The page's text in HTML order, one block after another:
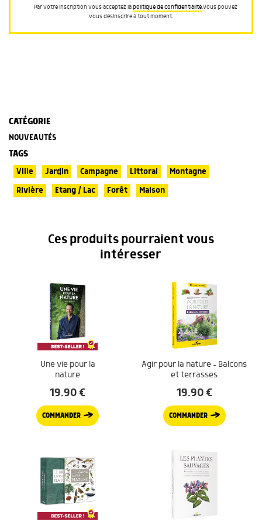
Par votre inscription vous acceptez lapolitique de confidentialité.Vous pouvez
vous désinscrire à tout moment.
CATÉGORIE
NOUVEAUTÉS
TAGS
Ville Jardin Campagne Littoral
Montagne
Rivière
Etang / Lac Forêt Maison
Ces produits pourraient vous
intéresser
Une vie pour la
nature
19.90€
COMMANDER
Agir pour la nature – Balcons
et terrasses
19.90€
COMMANDER